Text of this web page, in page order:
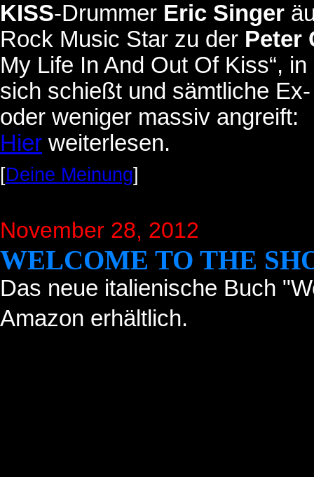
KISS-Drummer Eric Singer
Rock Music Star zu der Peter
My Life In And Out Of Kiss“,
sich schießt und sämtliche
oder weniger massiv angreift:
Hier weiterlesen.
[Deine Meinung]
November 28, 2012
WELCOME TO THE
Das neue italienische Buch
Amazon erhältlich.